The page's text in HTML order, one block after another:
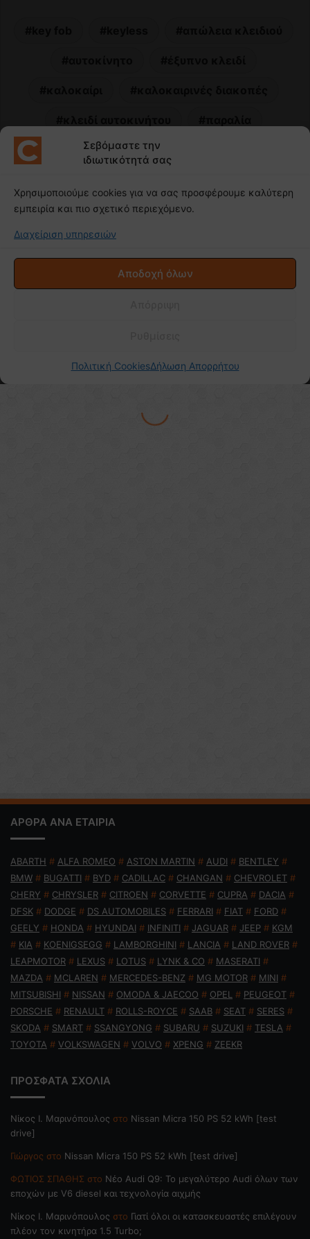
ΑΡΘΡΑ ΑΝΑ ΕΤΑΙΡΙΑ
ABARTH # ALFA ROMEO # ASTON MARTIN # AUDI # BENTLEY #
BMW # BUGATTI # BYD # CADILLAC # CHANGAN # CHEVROLET #
CHERY # CHRYSLER # CITROEN # CORVETTE # CUPRA # DACIA #
DFSK # DODGE # DS AUTOMOBILES # FERRARI # FIAT # FORD #
GEELY # HONDA # HYUNDAI # INFINITI # JAGUAR # JEEP # KGM
# KIA # KOENIGSEGG # LAMBORGHINI # LANCIA # LAND ROVER #
LEAPMOTOR # LEXUS # LOTUS # LYNK & CO # MASERATI #
MAZDA # MCLAREN # MERCEDES-BENZ # MG MOTOR # MINI #
MITSUBISHI # NISSAN # OMODA & JAECOO # OPEL # PEUGEOT #
PORSCHE # RENAULT # ROLLS-ROYCE # SAAB # SEAT # SERES #
SKODA # SMART # SSANGYONG # SUBARU # SUZUKI # TESLA #
TOYOTA # VOLKSWAGEN # VOLVO # XPENG # ZEEKR
ΠΡΟΣΦΑΤΑ ΣΧΟΛΙΑ
Nίκος Ι. Mαρινόπουλος στο Nissan Micra 150 PS 52 kWh [test
drive]
Γιώργος στο Nissan Micra 150 PS 52 kWh [test drive]
ΦΩΤΙΟΣ ΣΠΑΘΗΣ στο Νέο Audi Q9: Το μεγαλύτερο Audi όλων των
εποχών με V6 diesel και τεχνολογία αιχμής
Nίκος Ι. Mαρινόπουλος στο Γιατί όλοι οι κατασκευαστές επιλέγουν
πλέον τον κινητήρα 1.5 Turbo;